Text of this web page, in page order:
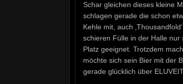
Schar gleichen dieses kleine
schlagen gerade die schon
Kehle mit, auch
schieren Fülle in der Halle nur
Platz geeignet. Trotzdem
möchte sich sein Bier mit der
gerade glücklich über